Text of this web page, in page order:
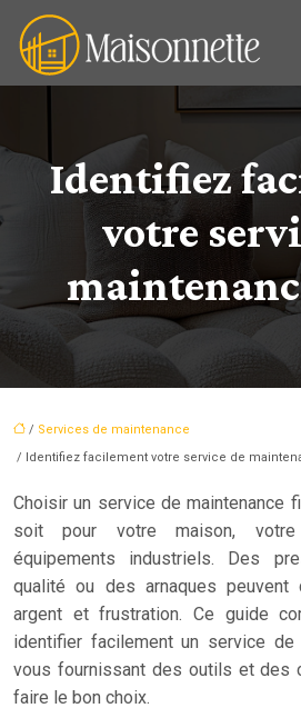
Identifiez
votre
/ Services de maintenance
/ Identifiez facilement votre service de
Choisir un service de maintenance
soit pour votre maison,
équipements industriels. Des
qualité ou des arnaques peuvent
argent et frustration. Ce guide
identifier facilement un service de
vous fournissant des outils et des
faire le bon choix.